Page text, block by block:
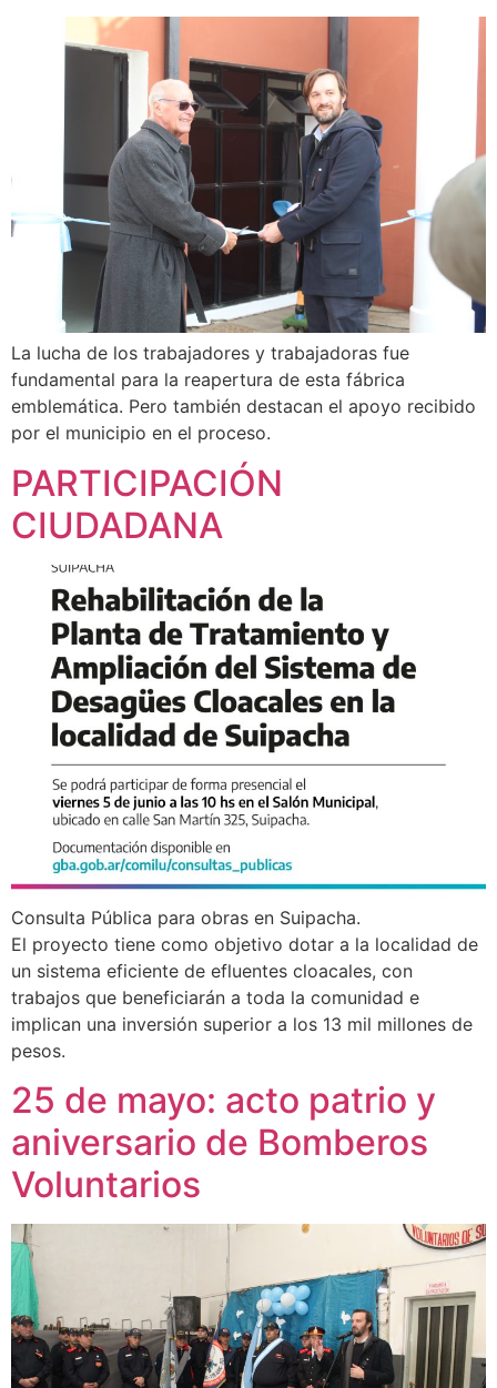
La lucha de los trabajadores y trabajadoras fue
fundamental para la reapertura de esta fábrica
emblemática. Pero también destacan el apoyo recibido
por el municipio en el proceso.
PARTICIPACIÓN
CIUDADANA
Consulta Pública para obras en Suipacha.
El proyecto tiene como objetivo dotar a la localidad de
un sistema eficiente de efluentes cloacales, con
trabajos que beneficiarán a toda la comunidad e
implican una inversión superior a los 13 mil millones de
pesos.
25 de mayo: acto patrio y
aniversario de Bomberos
Voluntarios